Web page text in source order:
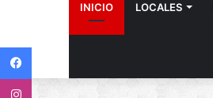
INICIO LOCALES
Instagram